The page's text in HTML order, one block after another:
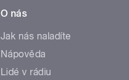
O nás
Jak nás naladíte
Nápověda
Lidé v rádiu